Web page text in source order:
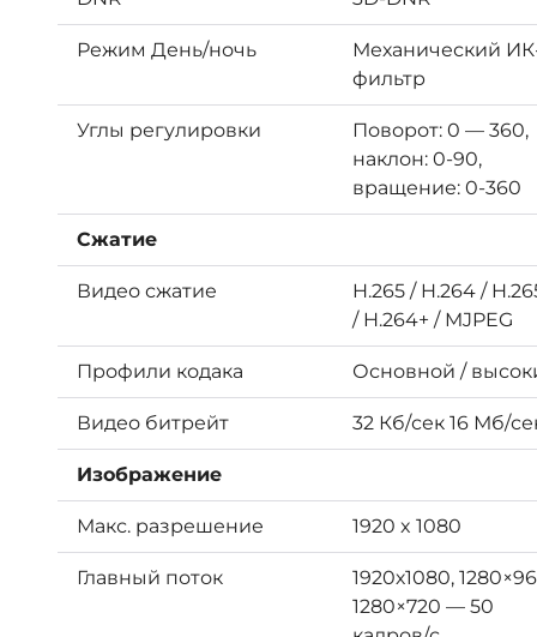
Режим День/ночь
Механический
фильтр
Углы регулировки
Поворот: 0 — 360,
наклон: 0-90,
вращение: 0-360
Сжатие
Видео сжатие
H.265 / H.264 /
/ H.264+ / MJPEG
Профили кодака Основной /
Видео битрейт 32 Кб/сек 16 Мб/
Изображение
Макс. разрешение 1920 x 1080
Главный поток
1920х1080,
1280×720 — 50